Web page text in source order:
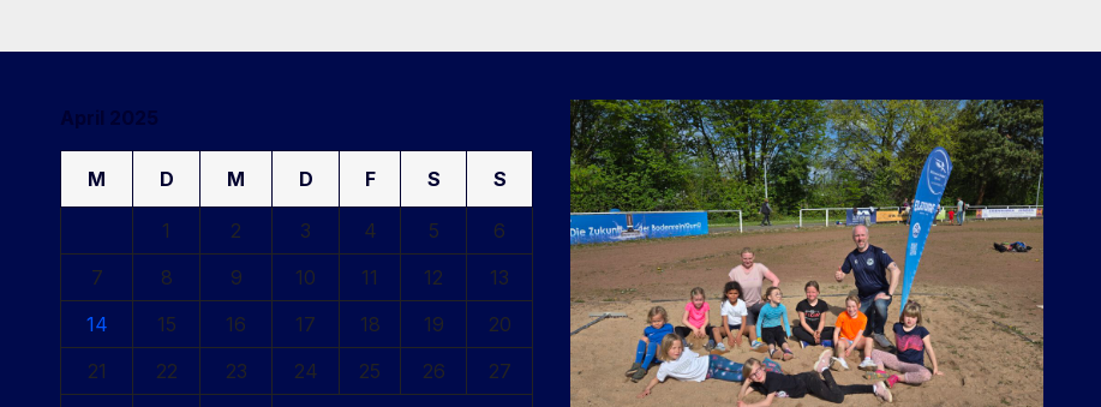
April 2025
M D M D F S S
1 2 3 4 5
6
7
8 9 10 11 12
13
14
15 16 17 18 19
20
21
22 23 24 25 26
27